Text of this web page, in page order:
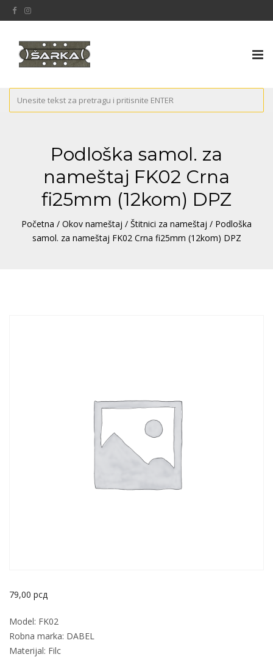
Podloška samol. za
nameštaj FK02 Crna
fi25mm (12kom) DPZ
Početna / Okov nameštaj / Štitnici za nameštaj / Podloška
samol. za nameštaj FK02 Crna fi25mm (12kom) DPZ
79,00 рсд
Model: FK02
Robna marka: DABEL
Materijal: Filc